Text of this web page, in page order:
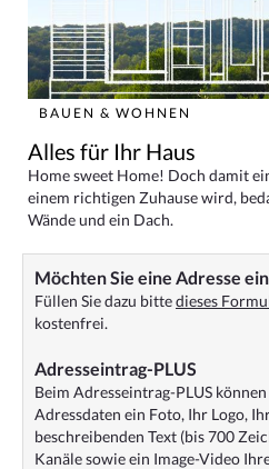
BAUEN & WOHNEN
Alles für Ihr Haus
Home sweet Home! Doch damit
einem richtigen Zuhause wird,
Wände und ein Dach.
Möchten Sie eine Adresse
Füllen Sie dazu bittedieses
kostenfrei.
Adresseintrag-PLUS
Beim Adresseintrag-PLUS
Adressdaten ein Foto, Ihr Logo,
beschreibenden Text (bis 700
Kanäle sowie ein Image-Video